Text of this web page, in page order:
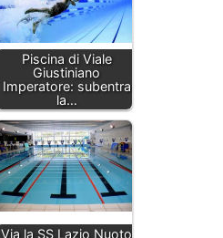
Piscina di Viale
Giustiniano
Imperatore: subentra
la…
Via la SS Lazio Nuoto